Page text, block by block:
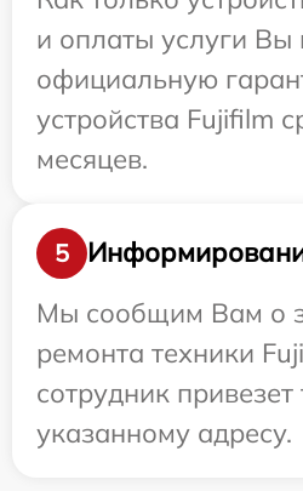
и оплаты услуги Вы
официальную
устройства Fujifilm
месяцев.
5
Мы сообщим Вам о
ремонта техники
сотрудник привезет
указанному адресу.